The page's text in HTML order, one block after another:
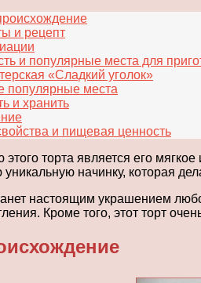
и рецепт
и популярные места для
«Сладкий уголок»
популярные места
и хранить
и пищевая ценность
этого торта является его
уникальную начинку, которая
настоящим украшением
Кроме того, этот торт